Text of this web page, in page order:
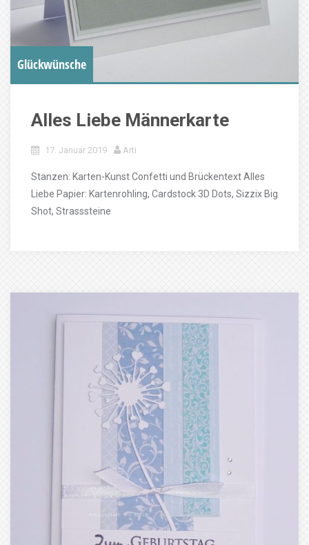
Glückwünsche
Alles Liebe Männerkarte
17. Januar 2019 Arti
Stanzen: Karten-Kunst Confetti und Brückentext Alles
Liebe Papier: Kartenrohling, Cardstock 3D Dots, Sizzix Big
Shot, Strasssteine